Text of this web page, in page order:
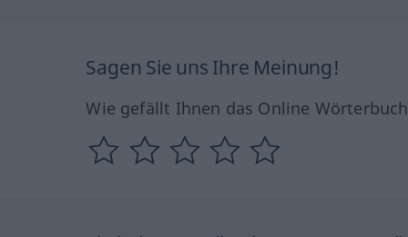
Sagen Sie uns Ihre Meinung!
Wie gefällt Ihnen das Online